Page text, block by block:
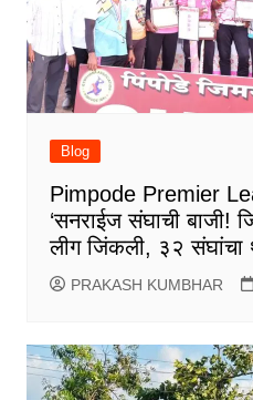
Blog
Pimpode Premier
‘सनराईज संघाची बाजी!
लीग जिंकली, ३२ संघांचा
PRAKASH KUMBHAR